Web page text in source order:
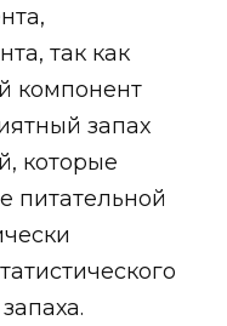
так как
компонент
запах
которые
питательной